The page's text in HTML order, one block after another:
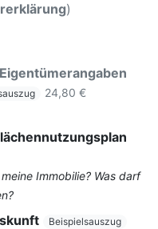
)
24,80 €
Immobilie? Was darf
Beispielsauszug